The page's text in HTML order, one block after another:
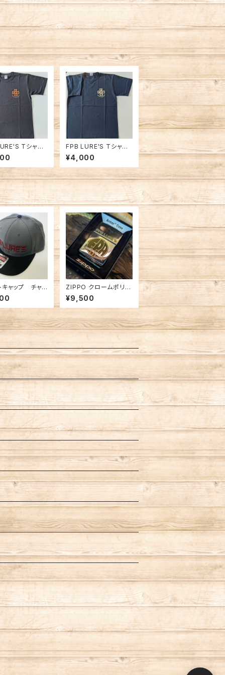
Tシャツ2
ック
FPB LURE'S Tシャツ2
023 ネイビー
¥4,000
キャップ チャコ
ラック
ZIPPO クロームポリッ
シュ
¥9,500